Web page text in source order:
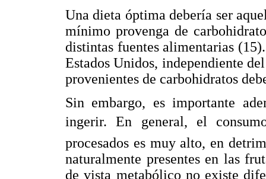
Una dieta óptima debería ser
mínimo provenga de
distintas fuentes alimentarias
Estados Unidos, independiente
provenientes de carbohidratos
Sin embargo, es importante
ingerir. En general, el
procesados es muy alto, en
naturalmente presentes en las
de vista metabólico no existe